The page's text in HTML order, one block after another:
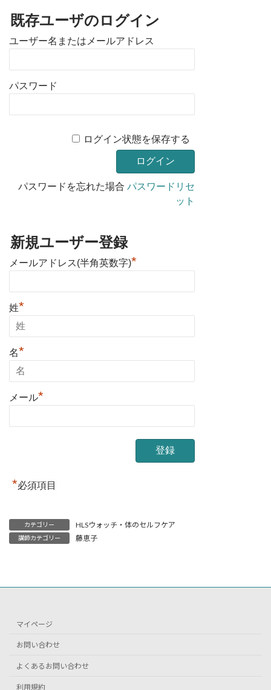
既存ユーザのログイン
ユーザー名またはメールアドレス
パスワード
ログイン状態を保存する
パスワードを忘れた場合パスワードリセ
ット
新規ユーザー登録
メールアドレス(半角英数字)*
姓*
名*
メール*
*必須項目
カテゴリー HLSウォッチ・体のセルフケア
講師カテゴリー 藤恵子
マイページ
お問い合わせ
よくあるお問い合わせ
利用規約